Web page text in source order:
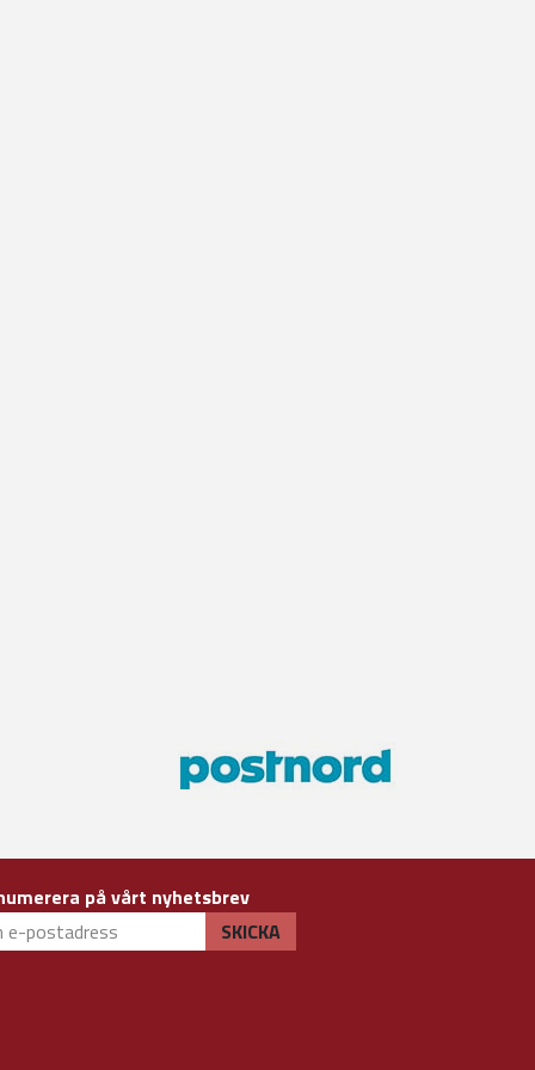
på vårt nyhetsbrev
SKICKA